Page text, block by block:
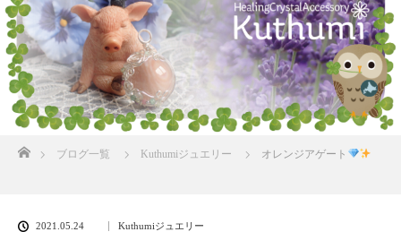
ブログ一覧 Kuthumiジュエリー オレンジアゲート
2021.05.24 Kuthumiジュエリー